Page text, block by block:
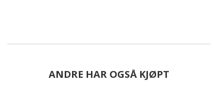
ANDRE HAR OGSÅ KJØPT